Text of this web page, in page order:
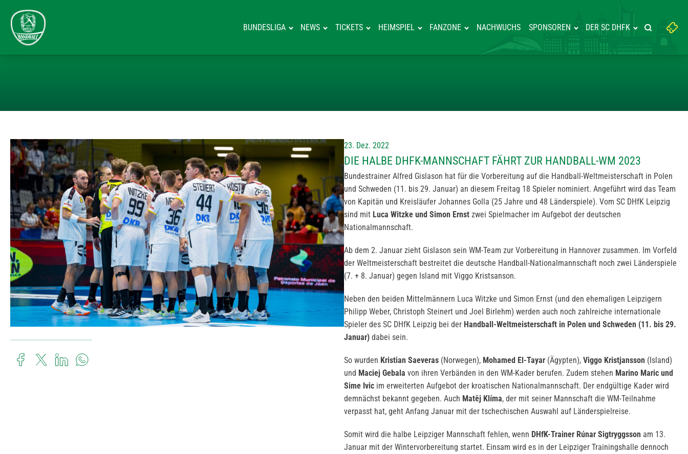
BUNDESLIGA NEWS TICKETS HEIMSPIEL FANZONE NACHWUCHS SPONSOREN DER SC DHFK
Suchbegriff
eingeben:
Suche
23. Dez. 2022
DIE HALBE DHFK-MANNSCHAFT FÄHRT ZUR HANDBALL-WM 2023
Bundestrainer Alfred Gislason hat für die Vorbereitung auf die Handball-Weltmeisterschaft in Polen
und Schweden (11. bis 29. Januar) an diesem Freitag 18 Spieler nominiert. Angeführt wird das Team
von Kapitän und Kreisläufer Johannes Golla (25 Jahre und 48 Länderspiele). Vom SC DHfK Leipzig
sind mit Luca Witzke und Simon Ernst zwei Spielmacher im Aufgebot der deutschen
Nationalmannschaft.
Ab dem 2. Januar zieht Gislason sein WM-Team zur Vorbereitung in Hannover zusammen. Im Vorfeld
der Weltmeisterschaft bestreitet die deutsche Handball-Nationalmannschaft noch zwei Länderspiele
(7. + 8. Januar) gegen Island mit Viggo Kristsanson.
Neben den beiden Mittelmännern Luca Witzke und Simon Ernst (und den ehemaligen Leipzigern
Philipp Weber, Christoph Steinert und Joel Birlehm) werden auch noch zahlreiche internationale
Spieler des SC DHfK Leipzig bei der Handball-Weltmeisterschaft in Polen und Schweden (11. bis 29.
Januar) dabei sein.
So wurden Kristian Saeveras (Norwegen), Mohamed El-Tayar (Ägypten), Viggo Kristjansson (Island)
und Maciej Gebala von ihren Verbänden in den WM-Kader berufen. Zudem stehen Marino Maric und
Sime Ivic im erweiterten Aufgebot der kroatischen Nationalmannschaft. Der endgültige Kader wird
demnächst bekannt gegeben. Auch Matěj Klíma, der mit seiner Mannschaft die WM-Teilnahme
verpasst hat, geht Anfang Januar mit der tschechischen Auswahl auf Länderspielreise.
Somit wird die halbe Leipziger Mannschaft fehlen, wenn DHfK-Trainer Rúnar Sigtryggsson am 13.
Januar mit der Wintervorbereitung startet. Einsam wird es in der Leipziger Trainingshalle dennoch